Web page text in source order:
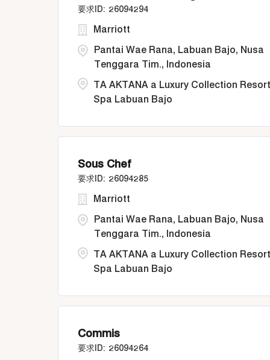
26094294
Pantai Wae Rana, Labuan Bajo, Nusa
Tenggara Tim., Indonesia
Marriott
TA AKTANA a Luxury Collection
Spa Labuan Bajo
Sous Chef
26094285
Pantai Wae Rana, Labuan Bajo, Nusa
Tenggara Tim., Indonesia
Marriott
TA AKTANA a Luxury Collection
Spa Labuan Bajo
Commis
26094264